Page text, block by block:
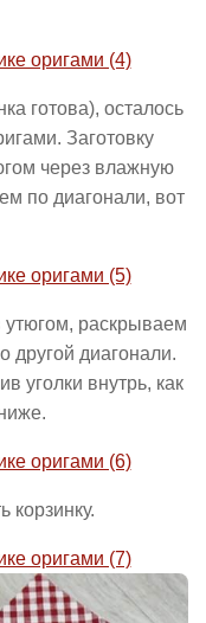
готова), осталось
Заготовку
через влажную
по диагонали, вот
раскрываем
другой диагонали.
уголки внутрь, как
корзинку.